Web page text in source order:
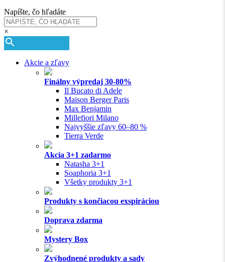
Napíšte, čo hľadáte
×
Akcie a zľavy
Finálny výpredaj 30-80%
Il Bucato di Adele
Maison Berger Paris
Max Benjamin
Millefiori Milano
Najvyššie zľavy 60–80 %
Tierra Verde
Akcia 3+1 zadarmo
Natasha 3+1
Soaphoria 3+1
Všetky produkty 3+1
Produkty s končiacou exspiráciou
Doprava zdarma
Mystery Box
Zvýhodnené produkty a sady